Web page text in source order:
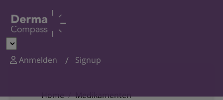
Anmelden Signup
Home
Medikamenten